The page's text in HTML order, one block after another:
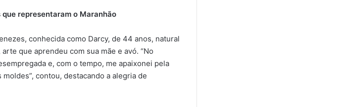
representaram o Maranhão
conhecida como Darcy, de 44 anos, natural
que aprendeu com sua mãe e avó. “No
e, com o tempo, me apaixonei pela
contou, destacando a alegria de